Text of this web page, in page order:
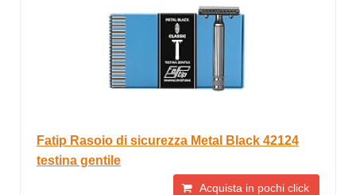
Fatip Rasoio di sicurezza Metal Black 42124
testina gentile
Acquista in pochi click